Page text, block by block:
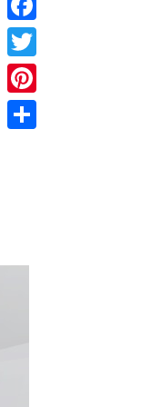
Facebook
Twitter
Pinterest